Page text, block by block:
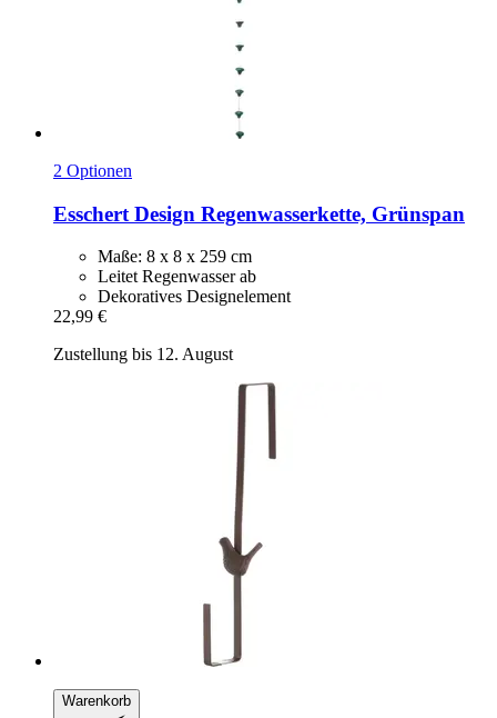
2 Optionen
Esschert Design Regenwasserkette, Grünspan
Maße: 8 x 8 x 259 cm
Leitet Regenwasser ab
Dekoratives Designelement
22,99 €
Zustellung bis 12. August
Warenkorb